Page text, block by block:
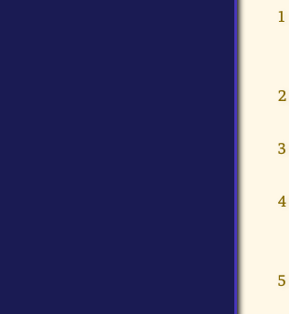
1
2
3
4
5